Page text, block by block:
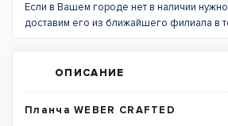
Если в Вашем городе нет в наличии
доставим его из ближайшего филиала в
ОПИСАНИЕ
Планча WEBER CRAFTED